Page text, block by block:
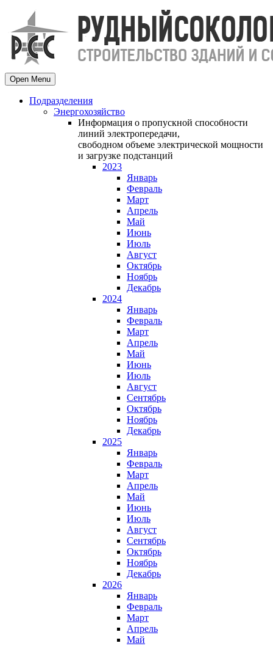
Open Menu
Подразделения
Энергохозяйство
Информация о пропускной способности
линий электропередачи,
свободном объеме электрической мощности
и загрузке подстанций
2023
Январь
Февраль
Март
Апрель
Май
Июнь
Июль
Август
Октябрь
Ноябрь
Декабрь
2024
Январь
Февраль
Март
Апрель
Май
Июнь
Июль
Август
Сентябрь
Октябрь
Ноябрь
Декабрь
2025
Январь
Февраль
Март
Апрель
Май
Июнь
Июль
Август
Сентябрь
Октябрь
Ноябрь
Декабрь
2026
Январь
Февраль
Март
Апрель
Май